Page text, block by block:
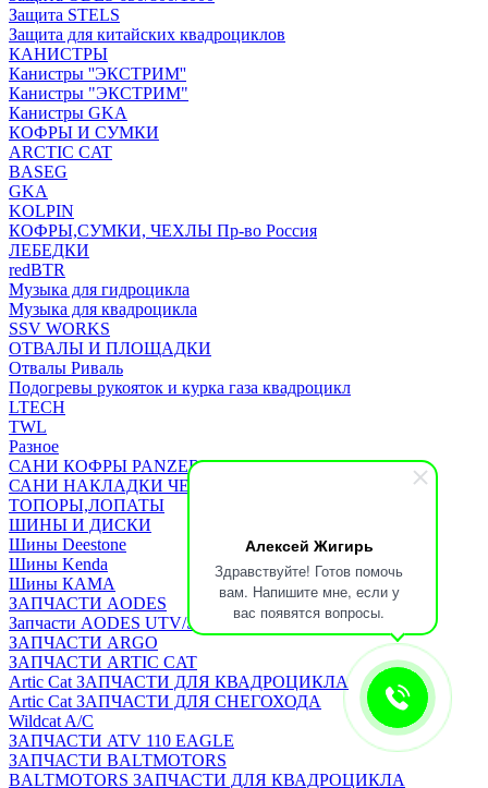
Алексей Жигирь
Здравствуйте! Готов помочь
вам. Напишите мне, если у
вас появятся вопросы.
Защита STELS
Защита для китайских квадроциклов
КАНИСТРЫ
Канистры ''ЭКСТРИМ''
Канистры "ЭКСТРИМ"
Канистры GKA
КОФРЫ И СУМКИ
ARCTIC CAT
BASEG
GKA
KOLPIN
КОФРЫ,СУМКИ, ЧЕХЛЫ Пр-во Россия
ЛЕБЕДКИ
redBTR
Музыка для гидроцикла
Музыка для квадроцикла
SSV WORKS
ОТВАЛЫ И ПЛОЩАДКИ
Отвалы Риваль
Подогревы рукояток и курка газа квадроцикл
LTECH
TWL
Разное
САНИ КОФРЫ PANZERBOX
САНИ НАКЛАДКИ ЧЕХЛЫ Бьюско
ТОПОРЫ,ЛОПАТЫ
ШИНЫ И ДИСКИ
Шины Deestone
Шины Kenda
Шины КАМА
ЗАПЧАСТИ AODES
Запчасти AODES UTV/SSV
ЗАПЧАСТИ ARGO
ЗАПЧАСТИ ARTIC CAT
Artic Cat ЗАПЧАСТИ ДЛЯ КВАДРОЦИКЛА
Artic Cat ЗАПЧАСТИ ДЛЯ СНЕГОХОДА
Wildcat A/C
ЗАПЧАСТИ ATV 110 EAGLE
ЗАПЧАСТИ BALTMOTORS
BALTMOTORS ЗАПЧАСТИ ДЛЯ КВАДРОЦИКЛА